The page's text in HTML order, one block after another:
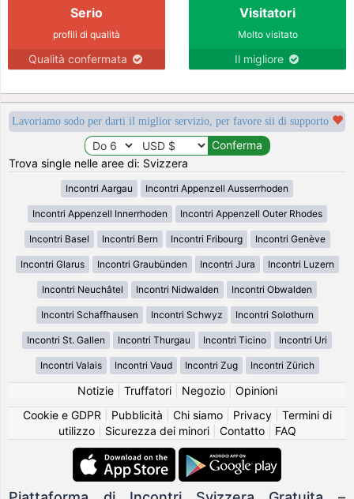
Serio
profili di qualità
Qualità confermata
Visitatori
Molto visitato
Il migliore
Lavoriamo sodo per darti il miglior servizio, per favore sii di supporto
Trova single nelle aree di: Svizzera
Incontri Aargau Incontri Appenzell Ausserrhoden
Incontri Appenzell Innerrhoden Incontri Appenzell Outer Rhodes
Incontri Basel Incontri Bern Incontri Fribourg Incontri Genève
Incontri Glarus Incontri Graubünden Incontri Jura Incontri Luzern
Incontri Neuchâtel Incontri Nidwalden Incontri Obwalden
Incontri Schaffhausen Incontri Schwyz Incontri Solothurn
Incontri St. Gallen Incontri Thurgau Incontri Ticino Incontri Uri
Incontri Valais Incontri Vaud Incontri Zug Incontri Zürich
Notizie| Truffatori| Negozio| Opinioni
Cookie e GDPR
Pubblicità Chi siamo| Privacy| Termini di
utilizzo| Sicurezza dei minori| Contatto| FAQ